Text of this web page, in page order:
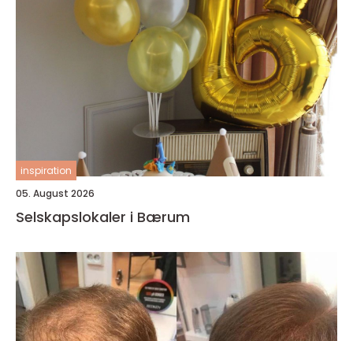
inspiration
05. August 2026
Selskapslokaler i Bærum